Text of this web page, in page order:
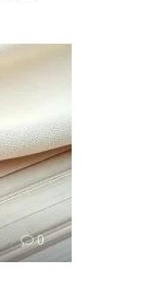
0